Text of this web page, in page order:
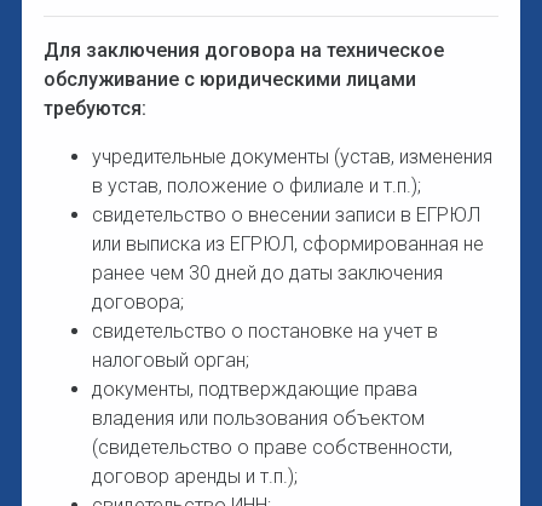
Для заключения договора на техническое
обслуживание с юридическими лицами
требуются:
учредительные документы (устав, изменения
в устав, положение о филиале и т.п.);
свидетельство о внесении записи в ЕГРЮЛ
или выписка из ЕГРЮЛ, сформированная не
ранее чем 30 дней до даты заключения
договора;
свидетельство о постановке на учет в
налоговый орган;
документы, подтверждающие права
владения или пользования объектом
(свидетельство о праве собственности,
договор аренды и т.п.);